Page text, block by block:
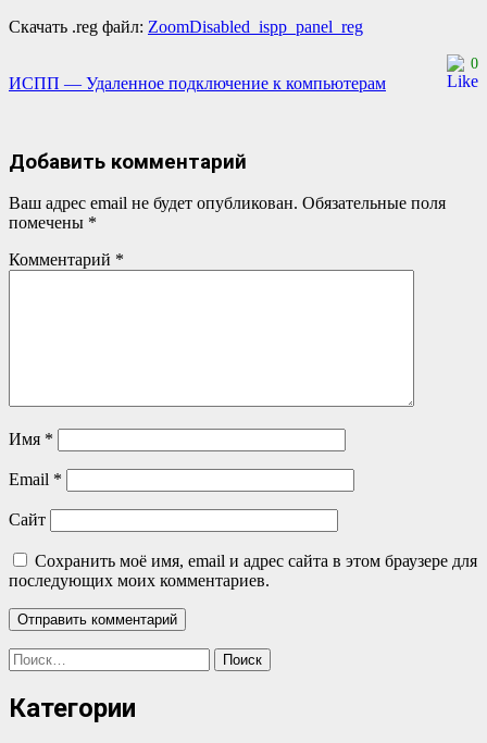
Скачать .reg файл: ZoomDisаbled_ispp_panel_reg
0
Навигация
записям
ИСПП — Удаленное подключение к компьютерам
Добавить комментарий
Ваш адрес email не будет опубликован. Обязательные поля
помечены *
Комментарий *
Имя *
Email *
Сайт
Сохранить моё имя, email и адрес сайта в этом браузере для
последующих моих комментариев.
Найти:
Категории